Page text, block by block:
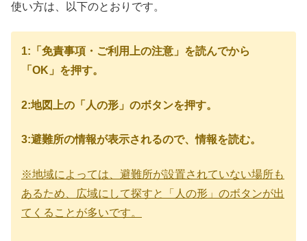
使い方は、以下のとおりです。
1:「免責事項・ご利用上の注意」を読んでから
「OK」を押す。
2:地図上の「人の形」のボタンを押す。
3:避難所の情報が表示されるので、情報を読む。
※地域によっては、避難所が設置されていない場所も
あるため、広域にして探すと「人の形」のボタンが出
てくることが多いです。